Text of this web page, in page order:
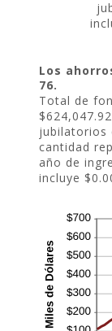
Los
76.
Total de
jubilatorios
cantidad
año de
incluye